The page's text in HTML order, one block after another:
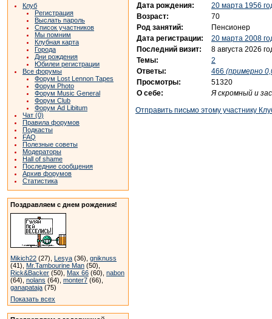
Клуб
Регистрация
Выслать пароль
Список участников
Мы помним
Клубная карта
Города
Дни рождения
Юбилеи регистрации
Все форумы
Форум Lost Lennon Tapes
Форум Photo
Форум Music General
Форум Club
Форум Ad Libitum
Чат (0)
Правила форумов
Подкасты
FAQ
Полезные советы
Модераторы
Hall of shame
Последние сообщения
Архив форумов
Статистика
Поздравляем с днем рождения!
Mikich22 (27), Lesya (36), gniknuss
(41), Mr.Tambourine Man (50),
Rick&Backer (50), Max 66 (60), nabon
(64), nolans (64), monter7 (66),
ganapataja (75)
Показать всех
Дата рождения:
20 марта 1956
Возраст:
70
Род занятий:
Пенсионер
Дата регистрации:
20 марта 2008
Последний визит:
8 августа 2026
Темы:
2
Ответы:
466 (примерно
Просмотры:
51320
О себе:
Я скромный и
Отправить письмо этому участнику